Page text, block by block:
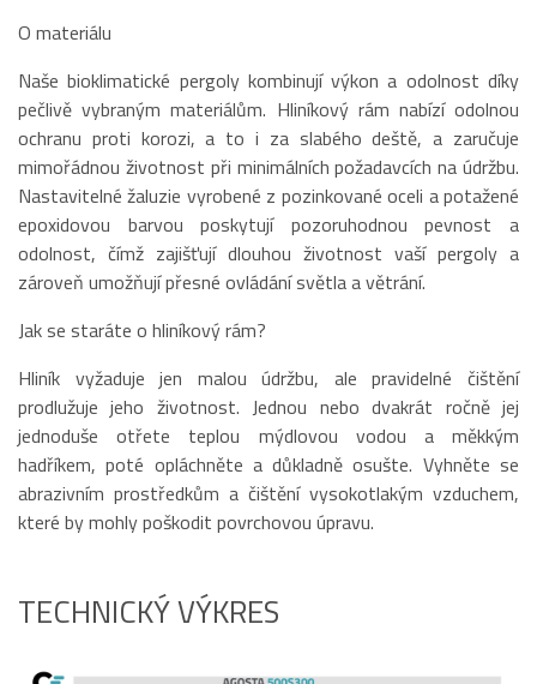
O materiálu
Naše bioklimatické pergoly kombinují výkon a odolnost díky
pečlivě vybraným materiálům. Hliníkový rám nabízí odolnou
ochranu proti korozi, a to i za slabého deště, a zaručuje
mimořádnou životnost při minimálních požadavcích na údržbu.
Nastavitelné žaluzie vyrobené z pozinkované oceli a potažené
epoxidovou barvou poskytují pozoruhodnou pevnost a
odolnost, čímž zajišťují dlouhou životnost vaší pergoly a
zároveň umožňují přesné ovládání světla a větrání.
Jak se staráte o hliníkový rám?
Hliník vyžaduje jen malou údržbu, ale pravidelné čištění
prodlužuje jeho životnost. Jednou nebo dvakrát ročně jej
jednoduše otřete teplou mýdlovou vodou a měkkým
hadříkem, poté opláchněte a důkladně osušte. Vyhněte se
abrazivním prostředkům a čištění vysokotlakým vzduchem,
které by mohly poškodit povrchovou úpravu.
TECHNICKÝ VÝKRES